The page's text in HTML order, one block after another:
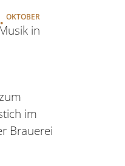
OKTOBER
in
im
Brauerei